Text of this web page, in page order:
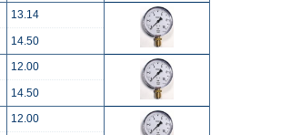
13.14
14.50
12.00
14.50
12.00